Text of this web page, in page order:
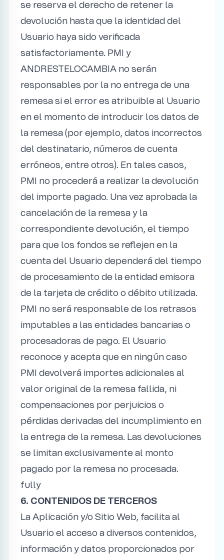
se reserva el derecho de retener la
devolución hasta que la identidad del
Usuario haya sido verificada
satisfactoriamente. PMI y
ANDRESTELOCAMBIA no serán
responsables por la no entrega de una
remesa si el error es atribuible al Usuario
en el momento de introducir los datos de
la remesa (por ejemplo, datos incorrectos
del destinatario, números de cuenta
erróneos, entre otros). En tales casos,
PMI no procederá a realizar la devolución
del importe pagado. Una vez aprobada la
cancelación de la remesa y la
correspondiente devolución, el tiempo
para que los fondos se reflejen en la
cuenta del Usuario dependerá del tiempo
de procesamiento de la entidad emisora
de la tarjeta de crédito o débito utilizada.
PMI no será responsable de los retrasos
imputables a las entidades bancarias o
procesadoras de pago. El Usuario
reconoce y acepta que en ningún caso
PMI devolverá importes adicionales al
valor original de la remesa fallida, ni
compensaciones por perjuicios o
pérdidas derivadas del incumplimiento en
la entrega de la remesa. Las devoluciones
se limitan exclusivamente al monto
pagado por la remesa no procesada.
fully
6. CONTENIDOS DE TERCEROS
La Aplicación y/o Sitio Web, facilita al
Usuario el acceso a diversos contenidos,
información y datos proporcionados por